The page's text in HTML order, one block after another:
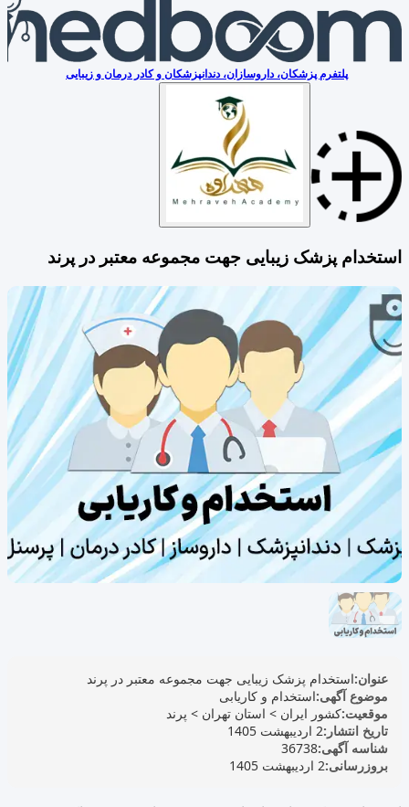
پلتفرم پزشکان، داروسازان، دندانپزشکان و کادر درمان و زیبایی
استخدام پزشک زیبایی جهت مجموعه معتبر در پرند
عنوان:استخدام پزشک زیبایی جهت مجموعه معتبر در پرند
موضوع آگهی:استخدام و کاریابی
موقعیت:کشور ایران > استان تهران > پرند
تاریخ انتشار:2 اردیبهشت 1405
شناسه آگهی:36738
بروزرسانی:2 اردیبهشت 1405